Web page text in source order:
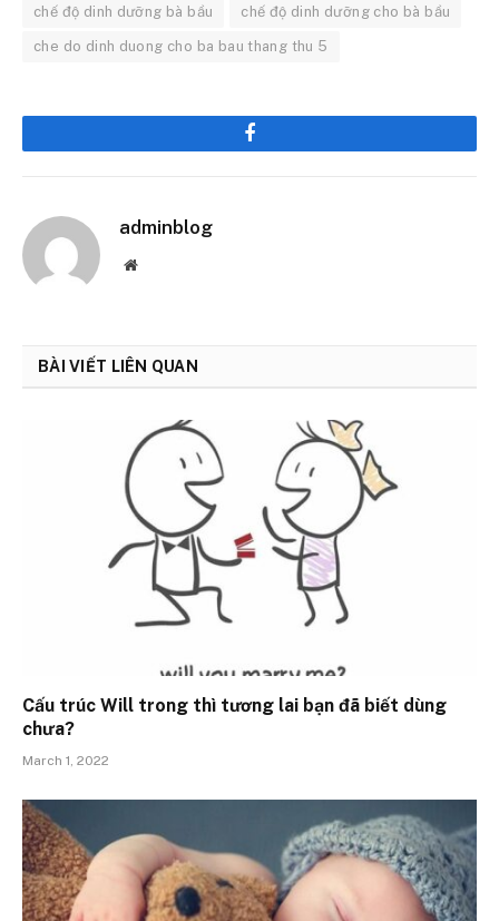
chế độ dinh dưỡng bà bầu chế độ dinh dưỡng cho bà bầu
che do dinh duong cho ba bau thang thu 5
Facebook
adminblog
Website
BÀI VIẾT LIÊN QUAN
Cấu trúc Will trong thì tương lai bạn đã biết dùng
chưa?
March 1, 2022